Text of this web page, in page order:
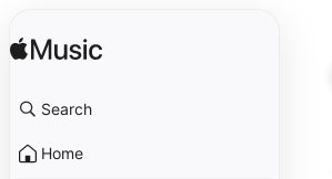
Search
Home